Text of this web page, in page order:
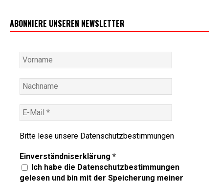
ABONNIERE UNSEREN NEWSLETTER
Bitte lese unsere Datenschutzbestimmungen
Einverständniserklärung *
Ich habe die Datenschutzbestimmungen
gelesen und bin mit der Speicherung meiner